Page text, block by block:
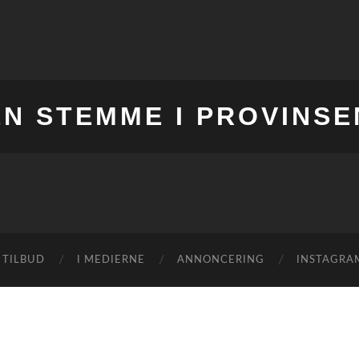
STEMME I
TILBUD I MEDIERNE ANNONCERING